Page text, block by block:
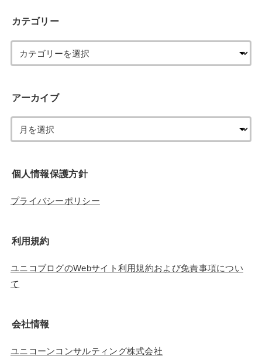
カテゴリー
アーカイブ
個人情報保護方針
プライバシーポリシー
利用規約
ユニコブログのWebサイト利用規約および免責事項につい
て
会社情報
ユニコーンコンサルティング株式会社